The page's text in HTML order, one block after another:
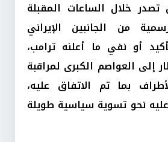
خلال الساعات المقبلة
من الجانبين الإيراني
أو نفي ما أعلنه ترامب،
إلى العواصم الكبرى لمراقبة
بما تم الاتفاق عليه،
عليه نحو تسوية سياسية طويلة